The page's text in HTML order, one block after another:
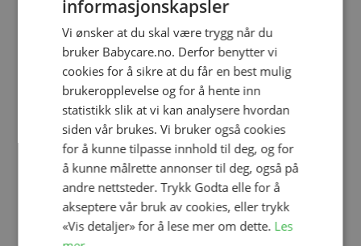
Legg til
Smokk, BIBS, Latex, Size 2,
Ivory Steel Blue Mix
kr 104,30
Legg til
Smokk, BIBS, Latex, Size 2,
Sky Blue Mix
kr 104,30
informasjonskapsler
Vi ønsker at du skal være trygg når du
bruker Babycare.no. Derfor benytter vi
cookies for å sikre at du får en best mulig
brukeropplevelse og for å hente inn
statistikk slik at vi kan analysere hvordan
siden vår brukes. Vi bruker også cookies
for å kunne tilpasse innhold til deg, og for
å kunne målrette annonser til deg, også på
andre nettsteder. Trykk Godta elle for å
akseptere vår bruk av cookies, eller trykk
«Vis detaljer» for å lese mer om dette. Les